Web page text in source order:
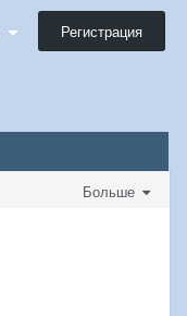
Регистрация
Больше